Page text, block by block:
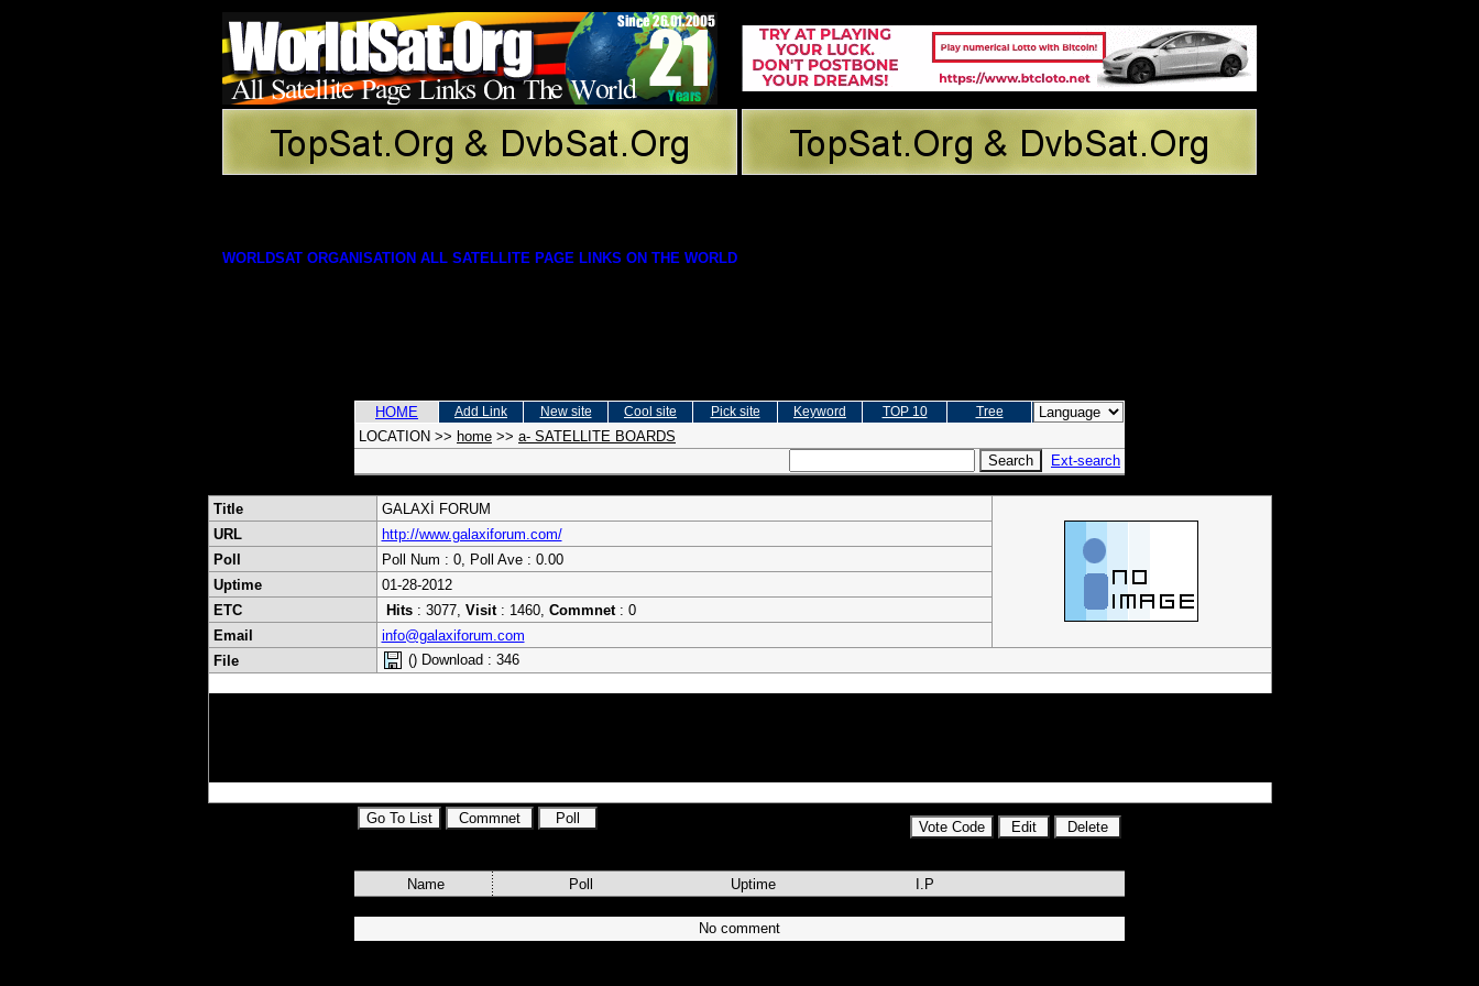
WORLDSAT ORGANISATION ALL SATELLITE PAGE LINKS ON THE WORLD
HOME Add Link New site Cool site Pick site Keyword TOP 10 Tree
LOCATION >> home >> a- SATELLITE BOARDS
Ext-search
Title
GALAXİ FORUM
URL
http://www.galaxiforum.com/
Poll
Poll Num : 0, Poll Ave : 0.00
Uptime
01-28-2012
ETC
Hits: 3077, Visit: 1460, Commnet: 0
Email
info@galaxiforum.com
File
() Download : 346
Name Poll Uptime I.P
No comment